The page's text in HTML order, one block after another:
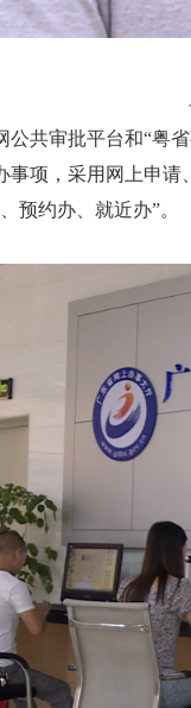
审批平台和“粤省
事项，采用网上申
预约办、就近办”。